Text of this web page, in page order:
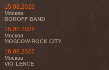
15.08.2026
Москва
BOROFF BAND
15.08.2026
Москва
MOSCOW ROCK CITY
16.08.2026
Москва
VIO-LENCE